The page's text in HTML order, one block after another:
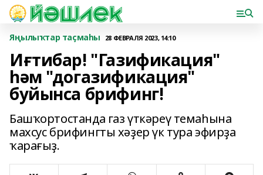
Яңылыҡтар таҫмаһы 28 ФЕВРАЛЯ 2023, 14:10
Иғтибар! "Газификация"
һәм "догазификация"
буйынса брифинг!
Башҡортостанда газ үткәреү темаһына
махсус брифингты хәҙер үк тура эфирҙа
ҡарағыҙ.